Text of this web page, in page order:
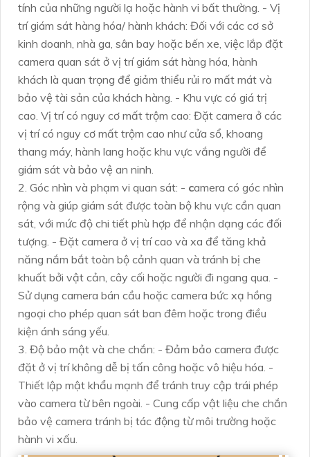
tính của những người lạ hoặc hành vi bất thường. - Vị
trí giám sát hàng hóa/ hành khách: Đối với các cơ sở
kinh doanh, nhà ga, sân bay hoặc bến xe, việc lắp đặt
camera quan sát ở vị trí giám sát hàng hóa, hành
khách là quan trọng để giảm thiểu rủi ro mất mát và
bảo vệ tài sản của khách hàng. - Khu vực có giá trị
cao. Vị trí có nguy cơ mất trộm cao: Đặt camera ở các
vị trí có nguy cơ mất trộm cao như cửa sổ, khoang
thang máy, hành lang hoặc khu vực vắng người để
giám sát và bảo vệ an ninh.
2. Góc nhìn và phạm vi quan sát: - camera có góc nhìn
rộng và giúp giám sát được toàn bộ khu vực cần quan
sát, với mức độ chi tiết phù hợp để nhận dạng các đối
tượng. - Đặt camera ở vị trí cao và xa để tăng khả
năng nắm bắt toàn bộ cảnh quan và tránh bị che
khuất bởi vật cản, cây cối hoặc người đi ngang qua. -
Sử dụng camera bán cầu hoặc camera bức xạ hồng
ngoại cho phép quan sát ban đêm hoặc trong điều
kiện ánh sáng yếu.
3. Độ bảo mật và che chắn: - Đảm bảo camera được
đặt ở vị trí không dễ bị tấn công hoặc vô hiệu hóa. -
Thiết lập mật khẩu mạnh để tránh truy cập trái phép
vào camera từ bên ngoài. - Cung cấp vật liệu che chắn
bảo vệ camera tránh bị tác động từ môi trường hoặc
hành vi xấu.